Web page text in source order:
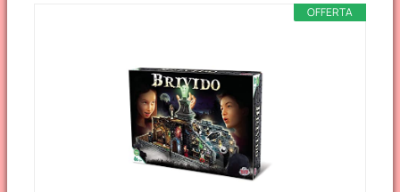
OFFERTA